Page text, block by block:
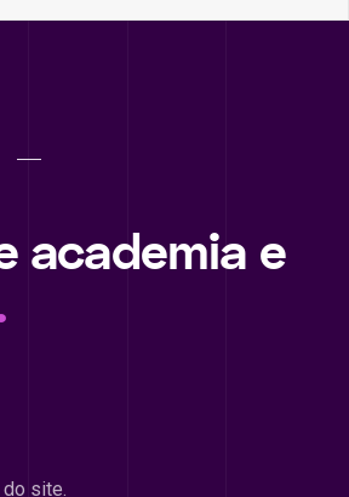
academia e
do site.